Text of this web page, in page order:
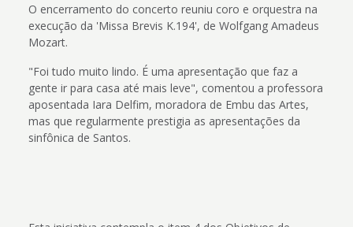
O encerramento do concerto reuniu coro e orquestra na
execução da 'Missa Brevis K.194', de Wolfgang Amadeus
Mozart.
"Foi tudo muito lindo. É uma apresentação que faz a
gente ir para casa até mais leve", comentou a professora
aposentada Iara Delfim, moradora de Embu das Artes,
mas que regularmente prestigia as apresentações da
sinfônica de Santos.